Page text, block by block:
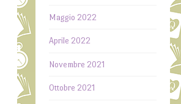
Maggio 2022
Aprile 2022
Novembre 2021
Ottobre 2021